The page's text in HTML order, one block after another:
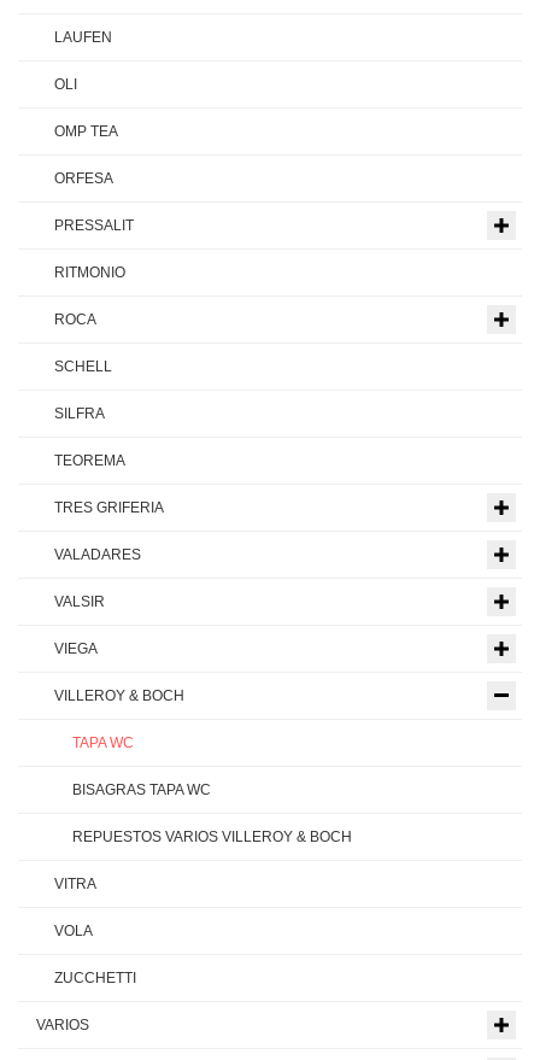
LAUFEN
OLI
OMP TEA
ORFESA
PRESSALIT
RITMONIO
ROCA
SCHELL
SILFRA
TEOREMA
TRES GRIFERIA
VALADARES
VALSIR
VIEGA
VILLEROY & BOCH
TAPA WC
BISAGRAS TAPA WC
REPUESTOS VARIOS VILLEROY & BOCH
VITRA
VOLA
ZUCCHETTI
VARIOS